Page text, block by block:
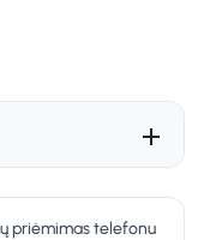
priėmimas telefonu